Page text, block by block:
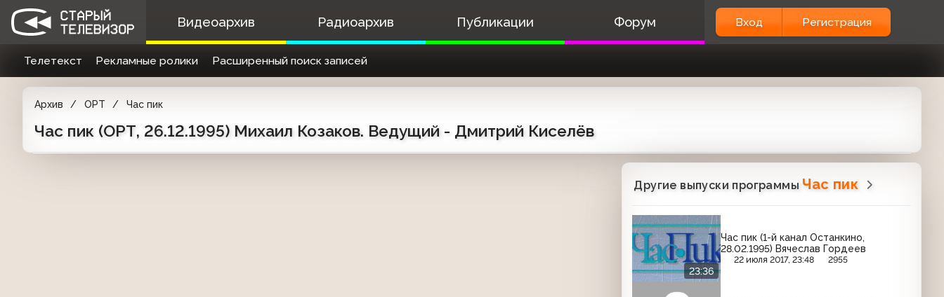
Видеоархив Радиоархив Публикации Форум Вход Регистрация
Телетекст Рекламные ролики Расширенный поиск записей
Архив ОРТ Час пик
Час пик (ОРТ, 26.12.1995) Михаил Козаков. Ведущий - Дмитрий Киселёв
Другие выпуски программы Час пик
23:36
Час пик (1-й канал Останкино,
28.02.1995) Вячеслав Гордеев
22 июля 2017, 23:48 2955